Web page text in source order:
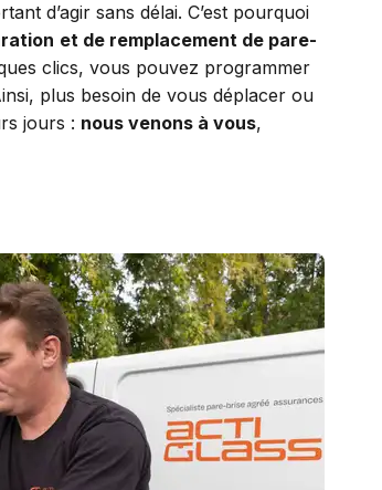
d’agir sans délai. C’est pourquoi
et de remplacement de pare-
clics, vous pouvez programmer
plus besoin de vous déplacer ou
jours : nous venons à vous,